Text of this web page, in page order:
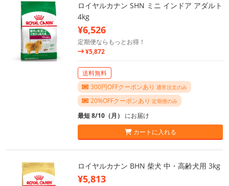
ロイヤルカナン SHN ミニ インドア アダルト
4kg
¥6,526
定期便ならもっとお得！
¥5,872
送料無料
300円OFFクーポンあり 通常注文のみ
20%OFFクーポンあり 定期便のみ
最短 8/10（月） にお届け
カートに入れる
ロイヤルカナン BHN 柴犬 中・高齢犬用 3kg
¥5,813